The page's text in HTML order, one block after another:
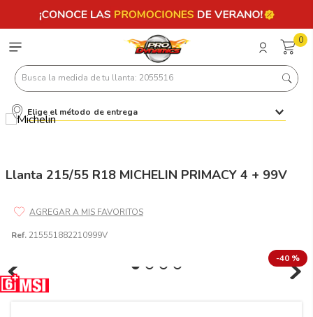
0
Busca la medida de tu llanta: 2055516
Elige el método de entrega
Llanta 215/55 R18 MICHELIN PRIMACY 4 + 99V
Ref. 215551882210999V
-40 %
Términos más buscados
6. 185